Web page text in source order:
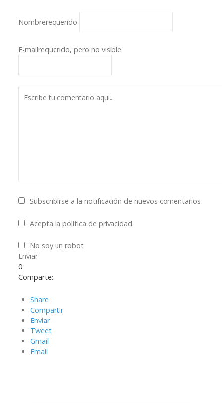
Nombrerequerido
E-mailrequerido, pero no visible
Subscribirse a la notificación de nuevos comentarios
Acepta la política de privacidad
No soy un robot
Enviar
0
Comparte:
Share
Compartir
Enviar
Tweet
Gmail
Email